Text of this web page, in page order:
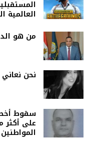
العالمية
من هو
نحن نعاني
سقوط
المواطنين